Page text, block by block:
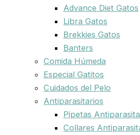
Advance Diet Gatos
Libra Gatos
Brekkies Gatos
Banters
Comida Húmeda
Especial Gatitos
Cuidados del Pelo
Antiparasitarios
Pipetas
Collares